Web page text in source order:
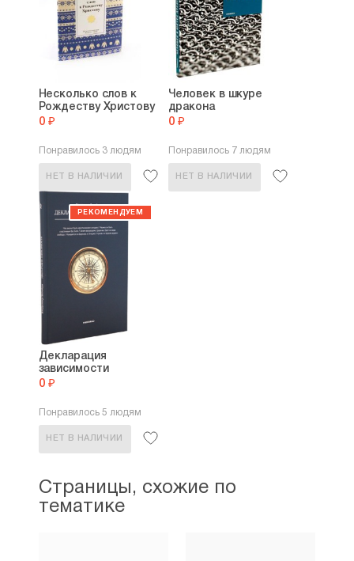
Несколько слов к
Рождеству Христову
0 ₽
Понравилось 3 людям
НЕТ В НАЛИЧИИ
Человек в шкуре
дракона
0 ₽
Понравилось 7 людям
НЕТ В НАЛИЧИИ
Декларация
зависимости
0 ₽
Понравилось 5 людям
НЕТ В НАЛИЧИИ
Страницы, схожие по
тематике